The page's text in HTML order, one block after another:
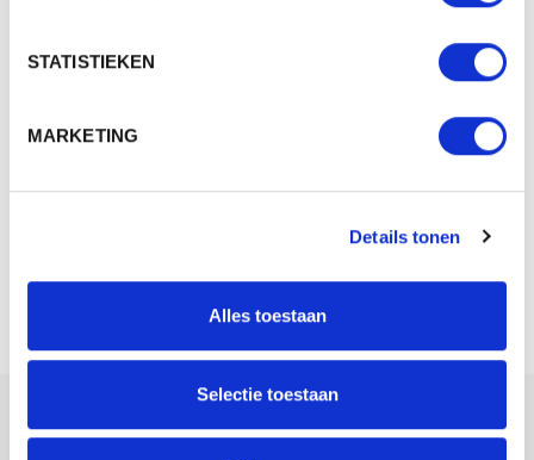
STATISTIEKEN
MARKETING
Details tonen
Alles toestaan
Selectie toestaan
De meeste producten van ØRN Workwear zijn gelabeld als BQS Best
GREEP UIT HET ASSORTIMENT VAN ØRN